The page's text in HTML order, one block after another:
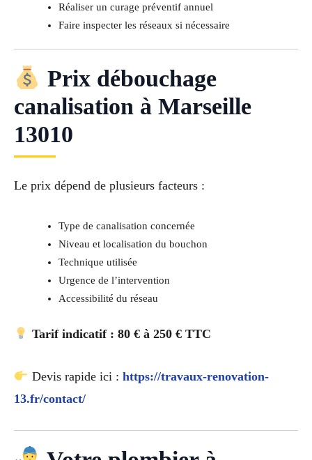
Réaliser un curage préventif annuel
Faire inspecter les réseaux si nécessaire
Prix débouchage
canalisation à Marseille
13010
Le prix dépend de plusieurs facteurs :
Type de canalisation concernée
Niveau et localisation du bouchon
Technique utilisée
Urgence de l’intervention
Accessibilité du réseau
Tarif indicatif : 80 € à 250 € TTC
Devis rapide ici : https://travaux-renovation-
13.fr/contact/